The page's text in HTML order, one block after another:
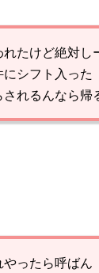
れたけど絶対し
にシフト入った
されるんなら帰
やったら呼ばん